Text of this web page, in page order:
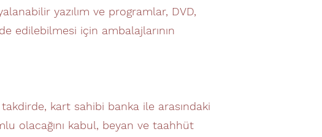
yazılım ve programlar, DVD,
edilebilmesi için ambalajlarının
kart sahibi banka ile arasındaki
olacağını kabul, beyan ve taahhüt